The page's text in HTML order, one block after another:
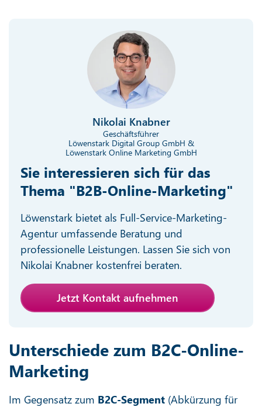
Nikolai Knabner
Geschäftsführer
Löwenstark Digital Group GmbH &
Löwenstark Online Marketing GmbH
Sie interessieren sich für das
Thema "B2B-Online-Marketing"
Löwenstark bietet als Full-Service-Marketing-
Agentur umfassende Beratung und
professionelle Leistungen. Lassen Sie sich von
Nikolai Knabner kostenfrei beraten.
Jetzt Kontakt aufnehmen
Unterschiede zum B2C-Online-
Marketing
Im Gegensatz zum B2C-Segment (Abkürzung für